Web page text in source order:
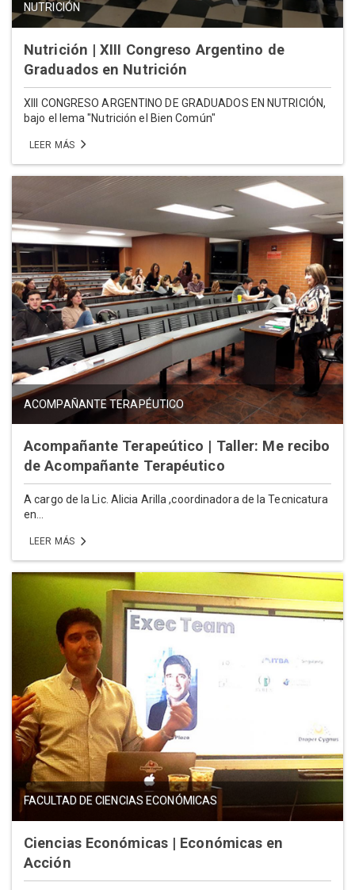
NUTRICIÓN
Nutrición | XIII Congreso Argentino de
Graduados en Nutrición
XIII CONGRESO ARGENTINO DE GRADUADOS EN NUTRICIÓN,
bajo el lema "Nutrición el Bien Común"
LEER MÁS
ACOMPAÑANTE TERAPÉUTICO
Acompañante Terapeútico | Taller: Me recibo
de Acompañante Terapéutico
A cargo de la Lic. Alicia Arilla ,coordinadora de la Tecnicatura
en...
LEER MÁS
FACULTAD DE CIENCIAS ECONÓMICAS
Ciencias Económicas | Económicas en
Acción